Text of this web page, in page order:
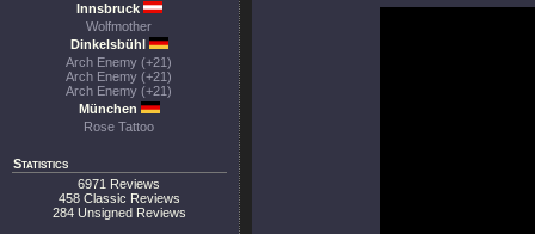
Innsbruck
Wolfmother
Dinkelsbühl
Arch Enemy (+21)
Arch Enemy (+21)
Arch Enemy (+21)
München
Rose Tattoo
Statistics
6971 Reviews
458 Classic Reviews
284 Unsigned Reviews